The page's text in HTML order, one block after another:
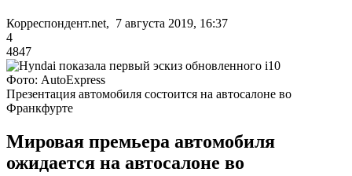
Корреспондент.net, 7 августа 2019, 16:37
4
4847
Фото: AutoExpress
Презентация автомобиля состоится на автосалоне во
Франкфурте
Мировая премьера автомобиля
ожидается на автосалоне во